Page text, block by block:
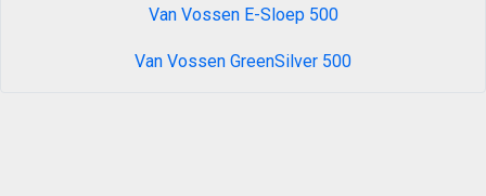
Van Vossen E-Sloep 500
Van Vossen GreenSilver 500